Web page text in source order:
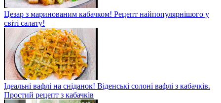
Цезар з маринованим кабачком! Рецепт найпопулярнішого у
світі салату!
Ідеальні вафлі на сніданок! Віденські солоні вафлі з кабачків.
Простий рецепт з кабачків